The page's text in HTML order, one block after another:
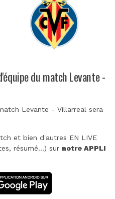
du match Levante -
Levante - Villarreal sera
et bien d'autres EN LIVE
résumé...) sur notre APPLI